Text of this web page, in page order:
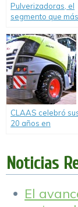
Pulverizadoras, el
segmento que más
durante 2020.
CLAAS celebró
20 años en
Noticias
El